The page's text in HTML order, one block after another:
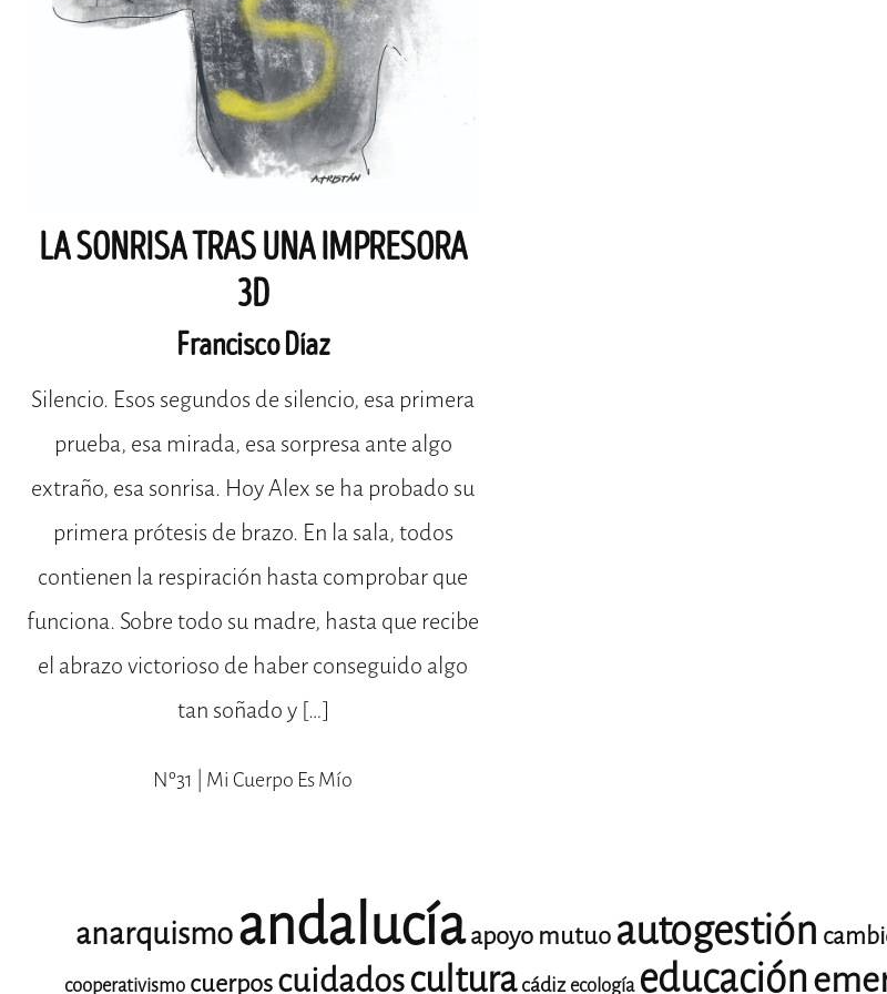
LA SONRISA TRAS UNA IMPRESORA
3D
Francisco Díaz
Silencio. Esos segundos de silencio, esa primera
prueba, esa mirada, esa sorpresa ante algo
extraño, esa sonrisa. Hoy Alex se ha probado su
primera prótesis de brazo. En la sala, todos
contienen la respiración hasta comprobar que
funciona. Sobre todo su madre, hasta que recibe
el abrazo victorioso de haber conseguido algo
tan soñado y […]
Nº31 | Mi Cuerpo Es Mío
anarquismoandalucíaapoyo mutuo autogestión
cooperativismo cuerposcuidadoscultura cádiz ecología educación